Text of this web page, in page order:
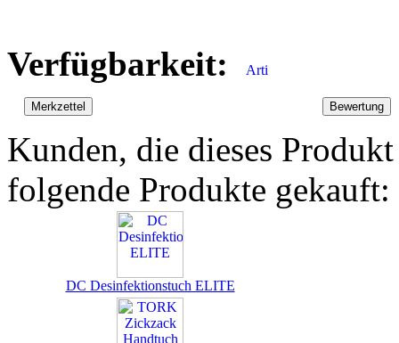
Verfügbarkeit:
Kunden, die dieses
folgende Produkte gekauft:
DC Desinfektionstuch ELITE